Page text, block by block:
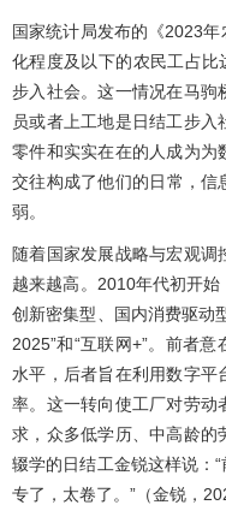
国家统计局发布的《2023
化程度及以下的农民工占比
步入社会。这一情况在马驹
员或者上工地是日结工步
零件和实实在在的人成为为
交往构成了他们的日常，信
弱。
随着国家发展战略与宏观
越来越高。2010年代初开
创新密集型、国内消费驱动
2025”和“互联网+”。前者
水平，后者旨在利用数字平
率。这一转向使工厂对劳动
求，众多低学历、中高龄的
辍学的日结工金锐这样说：
专了，太卷了。”（金锐，